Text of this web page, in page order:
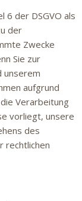
6 der DSGVO als
der
Zwecke
Sie zur
unserem
aufgrund
Verarbeitung
vorliegt, unsere
des
rechtlichen